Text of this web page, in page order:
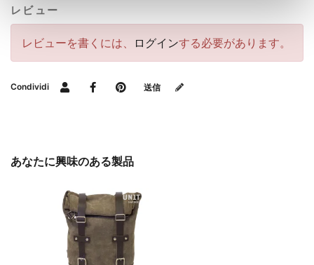
レビュー
レビューを書くには、 ログインする必要があります。
Condividi 送信
あなたに興味のある製品